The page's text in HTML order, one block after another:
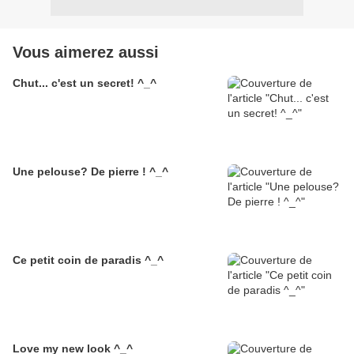
Vous aimerez aussi
Chut... c'est un secret! ^_^
Une pelouse? De pierre ! ^_^
Ce petit coin de paradis ^_^
Love my new look ^_^